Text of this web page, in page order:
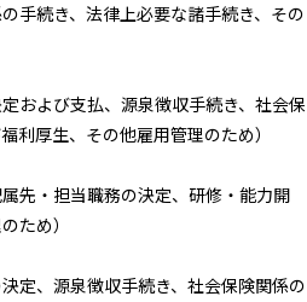
手続き、法律上必要な諸手続き、その
および支払、源泉徴収手続き、社会保
利厚生、その他雇用管理のため）
先・担当職務の決定、研修・能力開
ため）
定、源泉徴収手続き、社会保険関係の